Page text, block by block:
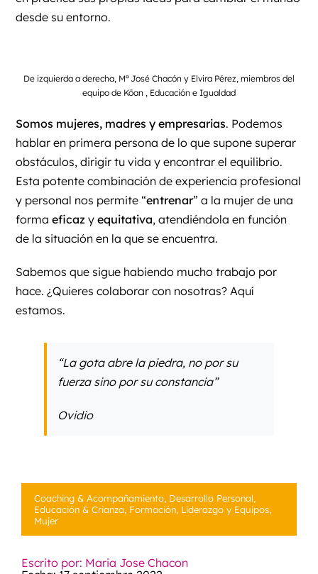
desde su entorno.
De izquierda a derecha, Mª José Chacón y Elvira Pérez, miembros del
equipo de Kōan , Educación e Igualdad
Somos mujeres, madres y empresarias. Podemos
hablar en primera persona de lo que supone superar
obstáculos, dirigir tu vida y encontrar el equilibrio.
Esta potente combinación de experiencia profesional
y personal nos permite “entrenar” a la mujer de una
formaeficazyequitativa, atendiéndola en función
de la situación en la que se encuentra.
Sabemos que sigue habiendo mucho trabajo por
hace. ¿Quieres colaborar con nosotras? Aquí
estamos.
“La gota abre la piedra, no por su
fuerza sino por su constancia”
Ovidio
Coaching & Acompañamiento, Desarrollo Personal,
Educación & Crianza, Formación, Liderazgo y Equipos,
Mujer
Escrito por: Maria Jose Chacon